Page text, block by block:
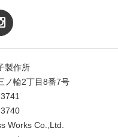
製作所
ノ輪2丁目8番7号
Works Co.,Ltd.